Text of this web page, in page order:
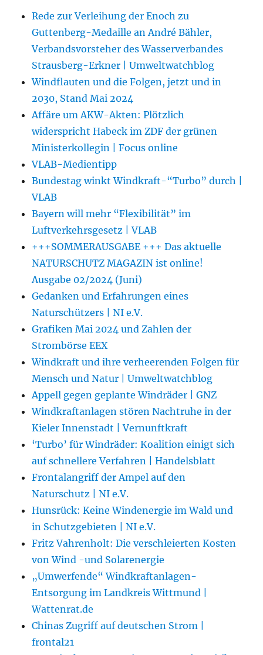
Rede zur Verleihung der Enoch zu
Guttenberg-Medaille an André Bähler,
Verbandsvorsteher des Wasserverbandes
Strausberg-Erkner | Umweltwatchblog
Windflauten und die Folgen, jetzt und in
2030, Stand Mai 2024
Affäre um AKW-Akten: Plötzlich
widerspricht Habeck im ZDF der grünen
Ministerkollegin | Focus online
VLAB-Medientipp
Bundestag winkt Windkraft-“Turbo” durch |
VLAB
Bayern will mehr “Flexibilität” im
Luftverkehrsgesetz | VLAB
+++SOMMERAUSGABE +++ Das aktuelle
NATURSCHUTZ MAGAZIN ist online!
Ausgabe 02/2024 (Juni)
Gedanken und Erfahrungen eines
Naturschützers | NI e.V.
Grafiken Mai 2024 und Zahlen der
Strombörse EEX
Windkraft und ihre verheerenden Folgen für
Mensch und Natur | Umweltwatchblog
Appell gegen geplante Windräder | GNZ
Windkraftanlagen stören Nachtruhe in der
Kieler Innenstadt | Vernunftkraft
‘Turbo’ für Windräder: Koalition einigt sich
auf schnellere Verfahren | Handelsblatt
Frontalangriff der Ampel auf den
Naturschutz | NI e.V.
Hunsrück: Keine Windenergie im Wald und
in Schutzgebieten | NI e.V.
Fritz Vahrenholt: Die verschleierten Kosten
von Wind -und Solarenergie
„Umwerfende“ Windkraftanlagen-
Entsorgung im Landkreis Wittmund |
Wattenrat.de
Chinas Zugriff auf deutschen Strom |
frontal21